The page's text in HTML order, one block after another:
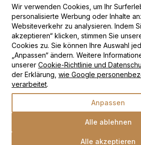
Wähle eine Option
Unsere Teppiche
Moderne Teppiche
Vintage Teppiche
Shaggy Teppiche
Kinderteppiche
Zahlungsarten
Wir verwenden Cookies, um Ihr
personalisierte Werbung oder Inhalte
Websiteverkehr zu analysieren. Indem
akzeptieren“ klicken, stimmen Sie
Cookies zu. Sie können Ihre Auswahl
„Anpassen“ ändern. Weitere
unserer Cookie-Richtlinie und
der Erklärung, wie Google
verarbeitet.
Anpassen
Alle ablehnen
Alle akzeptieren